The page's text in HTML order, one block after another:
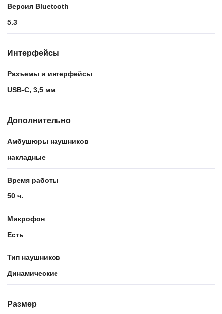
Версия Bluetooth
5.3
Интерфейсы
Разъемы и интерфейсы
USB-С, 3,5 мм.
Дополнительно
Амбушюры наушников
накладные
Время работы
50 ч.
Микрофон
Есть
Тип наушников
Динамические
Размер